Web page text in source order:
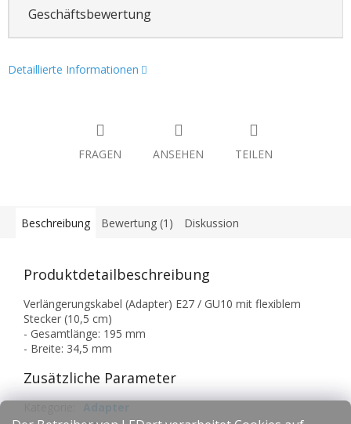
Geschäftsbewertung
Detaillierte Informationen
FRAGEN ANSEHEN TEILEN
Beschreibung Bewertung (1) Diskussion
Produktdetailbeschreibung
Verlängerungskabel (Adapter) E27 / GU10 mit flexiblem
Stecker (10,5 cm)
- Gesamtlänge: 195 mm
- Breite: 34,5 mm
Zusätzliche Parameter